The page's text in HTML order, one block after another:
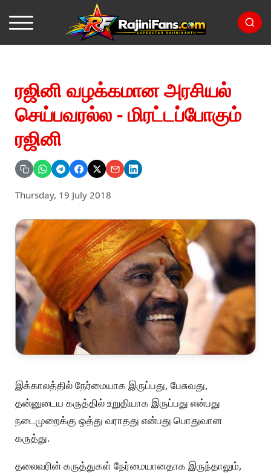
ரஜினி வழக்கமான அரசியல்
செய்பவரல்ல - மிரட்டப்போகும்
ரஜினி
Thursday, 19 July 2018
இக்காலத்தில் நேர்மையாக இருப்பது, பேசுவது,
தன்னுடைய கருத்தில் உறுதியாக இருப்பது என்பது
நடைமுறைக்கு ஒத்து வராதது என்பது பொதுவான
கருத்து.
தலைவரின் கருத்துகள் நேர்மையானதாக இருந்தாலும்,